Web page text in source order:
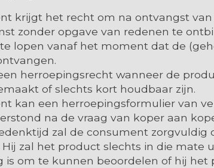
krijgt het recht om na ontvangst
zonder opgave van redenen te
lopen vanaf het moment dat de
herroepingsrecht wanneer de
of slechts kort houdbaar zijn.
kan een herroepingsformulier van
na de vraag van koper aan
zal de consument
zal het product slechts in die mate
is om te kunnen beoordelen of hij het